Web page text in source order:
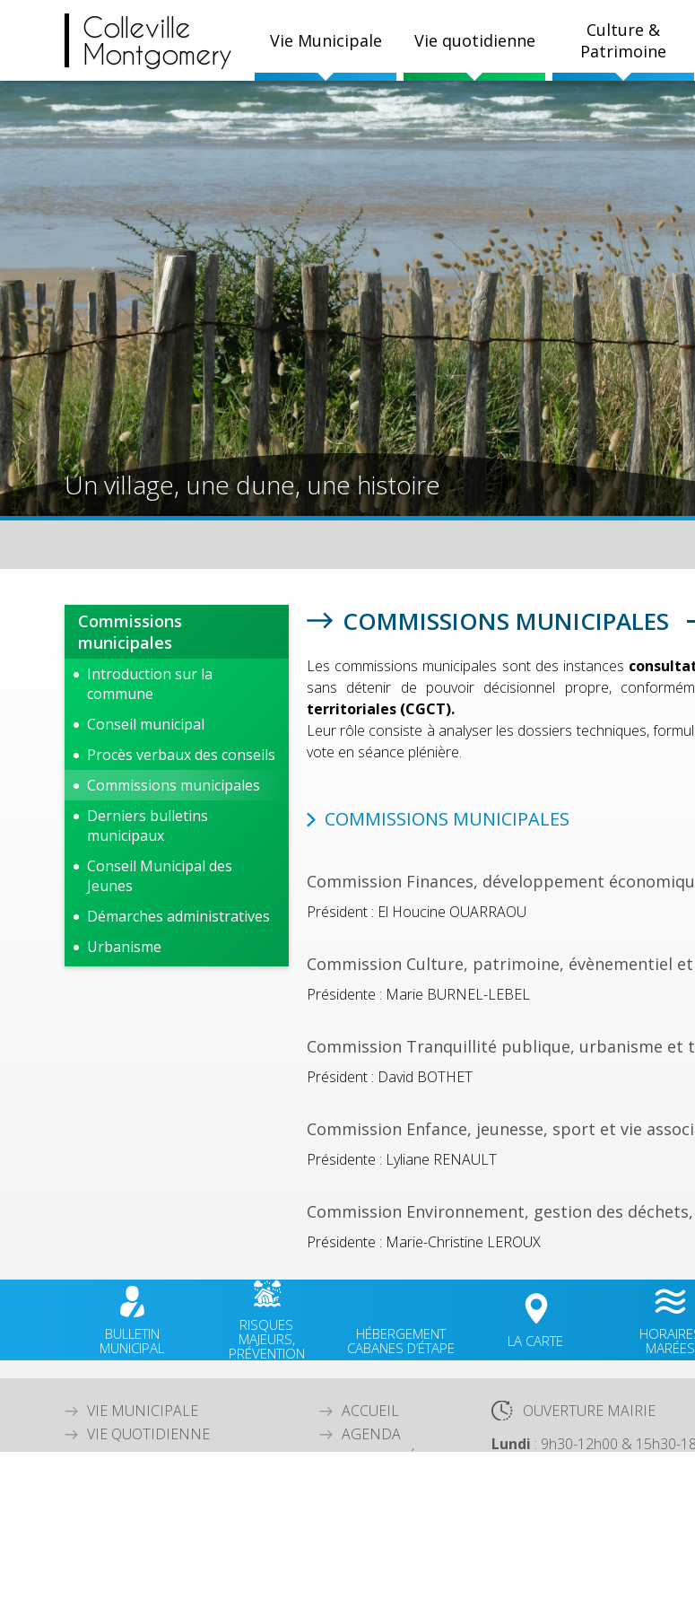
Colleville
Montgomery
Vie Municipale Vie quotidienne
Culture &
Patrimoine
Un village, une dune, une histoire
Commissions
municipales
Introduction sur la
commune
Conseil municipal
Procès verbaux des conseils
Commissions municipales
Derniers bulletins
municipaux
Conseil Municipal des
Jeunes
Démarches administratives
Urbanisme
COMMISSIONS MUNICIPALES
Les commissions municipales sont des instances
sans détenir de pouvoir décisionnel propre,
territoriales (CGCT).
Leur rôle consiste à analyser les dossiers techniques,
vote en séance plénière.
COMMISSIONS MUNICIPALES
Commission Finances, développement
Président : El Houcine OUARRAOU
Commission Culture, patrimoine, évènementiel
Présidente : Marie BURNEL-LEBEL
Commission Tranquillité publique, urbanisme et
Président : David BOTHET
Commission Enfance, jeunesse, sport et vie
Présidente : Lyliane RENAULT
Commission Environnement, gestion des
Présidente : Marie-Christine LEROUX
BULLETIN
MUNICIPAL
RISQUES
MAJEURS,
PRÉVENTION
HÉBERGEMENT
CABANES D’ÉTAPE
LA CARTE
MARÉES
VIE MUNICIPALE
VIE QUOTIDIENNE
CULTURE & PATRIMOINE
ACCUEIL
AGENDA
ACTUALITÉ
OUVERTURE MAIRIE
Lundi : 9h30-12h00 & 15h30-